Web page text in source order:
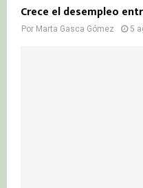
Crece el desempleo
Por Marta Gasca Gómez 5